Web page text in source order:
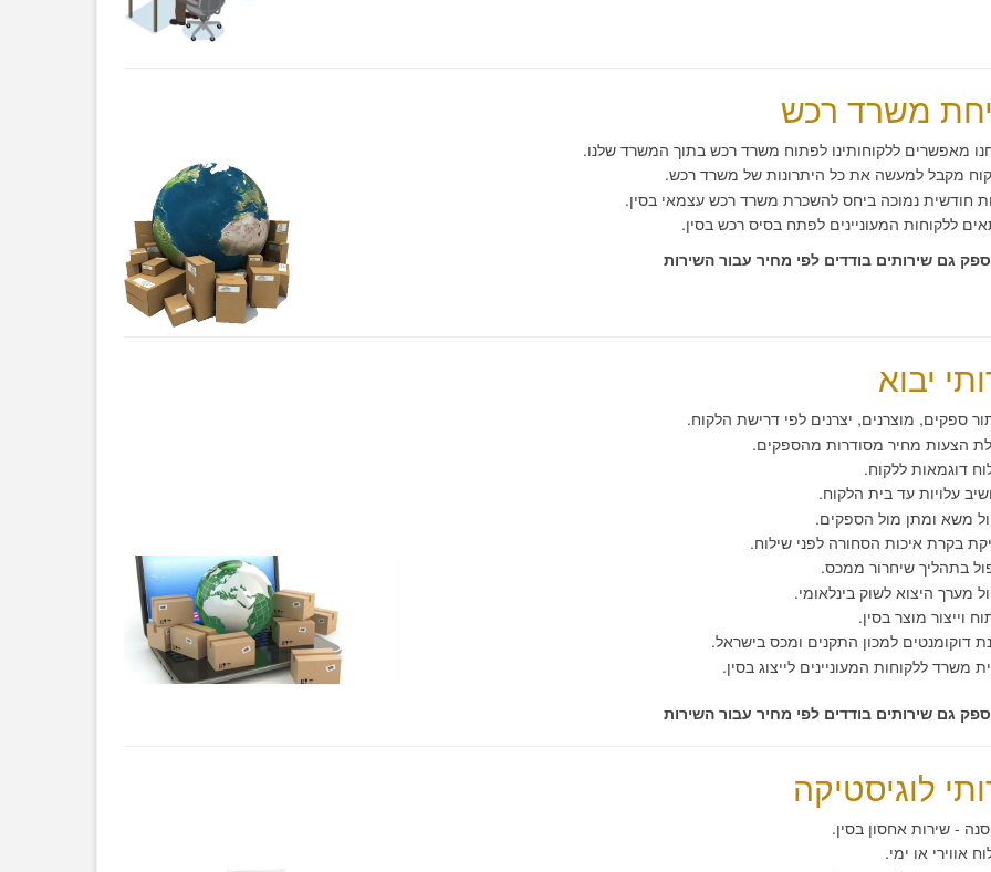
משרד רכש
מאפשרים ללקוחותינו לפתוח משרד רכש בתוך המשרד שלנו.
מקבל למעשה את כל היתרונות של משרד רכש.
חודשית נמוכה ביחס להשכרת משרד רכש עצמאי בסין.
ללקוחות המעוניינים לפתח בסיס רכש בסין.
גם שירותים בודדים לפי מחיר עבור השירות
יבוא
ספקים, מוצרנים, יצרנים לפי דרישת הלקוח.
הצעות מחיר מסודרות מהספקים.
דוגמאות ללקוח.
עלויות עד בית הלקוח.
משא ומתן מול הספקים.
בקרת איכות הסחורה לפני שילוח.
בתהליך שיחרור ממכס.
מערך היצוא לשוק בינלאומי.
וייצור מוצר בסין.
דוקומנטים למכון התקנים ומכס בישראל.
משרד ללקוחות המעוניינים לייצוג בסין.
גם שירותים בודדים לפי מחיר עבור השירות
לוגיסטיקה
- שירות אחסון בסין.
אווירי או ימי.